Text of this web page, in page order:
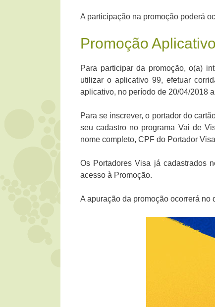
A participação na promoção poderá
Promoção
Para participar da promoção, o(a)
utilizar o aplicativo 99, efetuar
aplicativo, no período de 20/04/2018
Para se inscrever, o portador do
seu cadastro no programa Vai de
nome completo, CPF do Portador
Os Portadores Visa já cadastrados
acesso à Promoção.
A apuração da promoção ocorrerá no